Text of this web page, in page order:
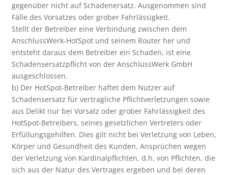
gegenüber nicht auf Schadenersatz. Ausgenommen sind
Fälle des Vorsatzes oder grober Fahrlässigkeit.
Stellt der Betreiber eine Verbindung zwischen dem
AnschlussWerk-HotSpot und seinem Router her und
entsteht daraus dem Betreiber ein Schaden, ist eine
Schadensersatzpflicht von der AnschlussWerk GmbH
ausgeschlossen.
b) Der HotSpot-Betreiber haftet dem Nutzer auf
Schadensersatz für vertragliche Pflichtverletzungen sowie
aus Delikt nur bei Vorsatz oder grober Fahrlässigkeit des
HotSpot-Betreibers, seines gesetzlichen Vertreters oder
Erfüllungsgehilfen. Dies gilt nicht bei Verletzung von Leben,
Körper und Gesundheit des Kunden, Ansprüchen wegen
der Verletzung von Kardinalpflichten, d.h. von Pflichten, die
sich aus der Natur des Vertrages ergeben und bei deren